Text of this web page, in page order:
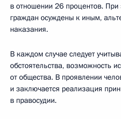
в отношении 26 процентов.
граждан осуждены к иным,
наказания.
В каждом случае следует
обстоятельства, возможность
от общества. В проявлении
и заключается реализация
в правосудии.